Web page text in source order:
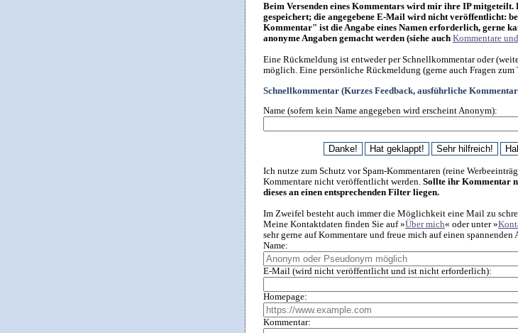
Beim Versenden eines Kommentars wird mir ihre IP mitgeteilt.
gespeichert; die angegebene E-Mail wird nicht veröffentlicht:
Kommentar" ist die Angabe eines Namen erforderlich, gerne
anonyme Angaben gemacht werden (siehe auch Kommentare
Eine Rückmeldung ist entweder per Schnellkommentar oder
möglich. Eine persönliche Rückmeldung (gerne auch Fragen zum
Schnellkommentar (Kurzes Feedback, ausführliche
Name (sofern kein Name angegeben wird erscheint Anonym):
Ich nutze zum Schutz vor Spam-Kommentaren (reine
Kommentare nicht veröffentlicht werden. Sollte ihr Kommentar
dieses an einen entsprechenden Filter liegen.
Im Zweifel besteht auch immer die Möglichkeit eine Mail zu
Meine Kontaktdaten finden Sie auf »Über mich« oder unter »
sehr gerne auf Kommentare und freue mich auf einen spannenden
Name:
E-Mail (wird nicht veröffentlicht und ist nicht erforderlich):
Homepage:
Kommentar: